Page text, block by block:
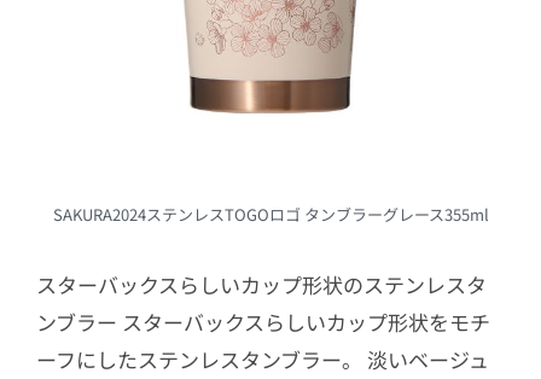
【オンライン限定】SAKURA2024
ステンレスボトルグレースピンク35
SAKURA2024ステンレスTOGOロゴ タンブラーグレース355ml
スターバックスらしいカップ形状のステンレスタ
ンブラー スターバックスらしいカップ形状をモチ
ーフにしたステンレスタンブラー。 淡いベージュ